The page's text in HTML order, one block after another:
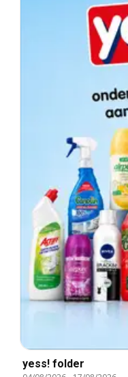
yess! folder